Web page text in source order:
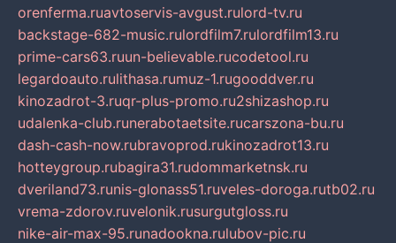
orenferma.ruavtoservis-avgust.rulord-tv.ru
backstage-682-music.rulordfilm7.rulordfilm13.ru
prime-cars63.ruun-believable.rucodetool.ru
legardoauto.rulithasa.rumuz-1.rugooddver.ru
kinozadrot-3.ruqr-plus-promo.ru2shizashop.ru
udalenka-club.runerabotaetsite.rucarszona-bu.ru
dash-cash-now.rubravoprod.rukinozadrot13.ru
hotteygroup.rubagira31.rudommarketnsk.ru
dveriland73.runis-glonass51.ruveles-doroga.rutb02.ru
vrema-zdorov.ruvelonik.rusurgutgloss.ru
nike-air-max-95.runadookna.rulubov-pic.ru